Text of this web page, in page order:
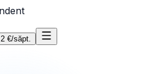
€/săpt.